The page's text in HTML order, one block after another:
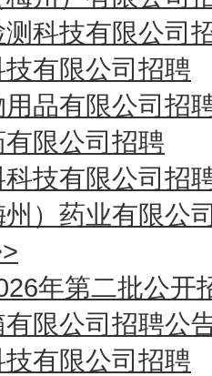
科技有限公司
有限公司招聘
品有限公司招
限公司招聘
技有限公司招
）药业有限公
年第二批公开
限公司招聘公
有限公司招聘